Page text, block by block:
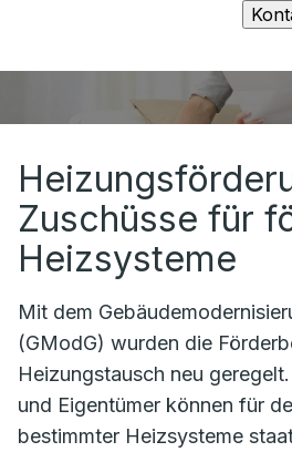
Zuschüsse für
Heizsysteme
Mit dem
(GModG) wurden die
Heizungstausch neu
und Eigentümer können für
bestimmter Heizsysteme